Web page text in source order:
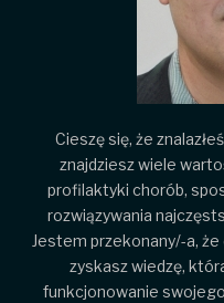
Cieszę się, że
znajdziesz wiele
profilaktyki chorób,
rozwiązywania
Jestem przekonany/-a,
zyskasz wiedzę,
funkcjonowanie